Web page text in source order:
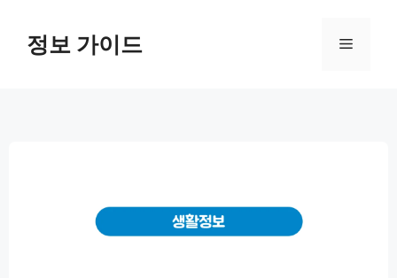
정보 가이드 메